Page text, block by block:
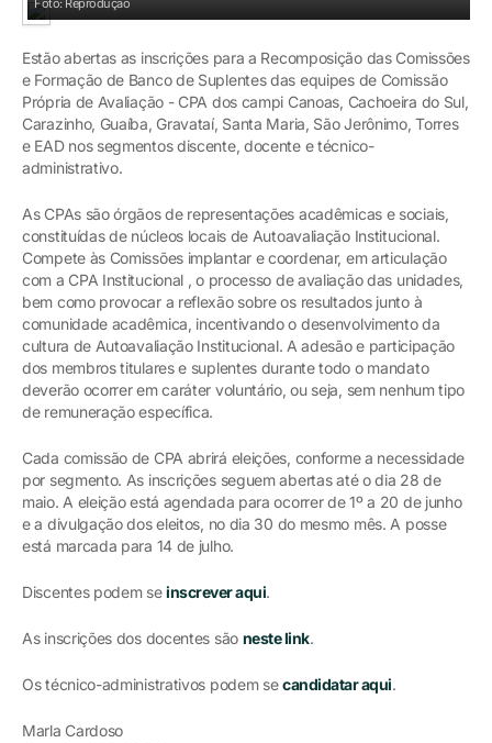
Foto: Reprodução
Estão abertas as inscrições para a Recomposição das Comissões
e Formação de Banco de Suplentes das equipes de Comissão
Própria de Avaliação - CPA dos campi Canoas, Cachoeira do Sul,
Carazinho, Guaíba, Gravataí, Santa Maria, São Jerônimo, Torres
e EAD nos segmentos discente, docente e técnico-
administrativo.
As CPAs são órgãos de representações acadêmicas e sociais,
constituídas de núcleos locais de Autoavaliação Institucional.
Compete às Comissões implantar e coordenar, em articulação
com a CPA Institucional , o processo de avaliação das unidades,
bem como provocar a reflexão sobre os resultados junto à
comunidade acadêmica, incentivando o desenvolvimento da
cultura de Autoavaliação Institucional. A adesão e participação
dos membros titulares e suplentes durante todo o mandato
deverão ocorrer em caráter voluntário, ou seja, sem nenhum tipo
de remuneração específica.
Cada comissão de CPA abrirá eleições, conforme a necessidade
por segmento. As inscrições seguem abertas até o dia 28 de
maio. A eleição está agendada para ocorrer de 1º a 20 de junho
e a divulgação dos eleitos, no dia 30 do mesmo mês. A posse
está marcada para 14 de julho.
Discentes podem seinscrever aqui.
As inscrições dos docentes são neste link.
Os técnico-administrativos podem secandidatar aqui.
Marla Cardoso